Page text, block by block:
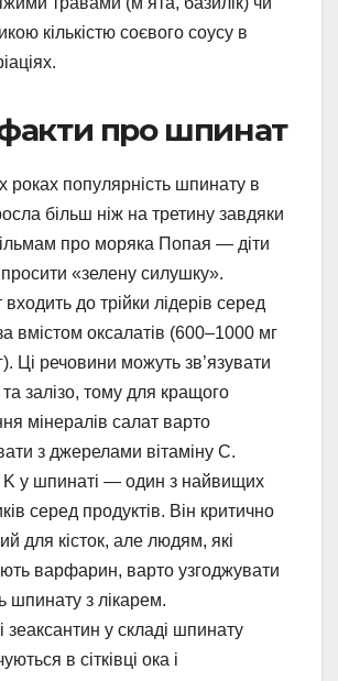
кількістю соєвого соусу в
факти про шпинат
роках популярність шпинату в
більш ніж на третину завдяки
про моряка Попая — діти
«зелену силушку».
до трійки лідерів серед
вмістом оксалатів (600–1000 мг
Ці речовини можуть зв’язувати
та залізо, тому для кращого
мінералів салат варто
з джерелами вітаміну C.
K у шпинаті — один з найвищих
серед продуктів. Він критично
для кісток, але людям, які
варфарин, варто узгоджувати
шпинату з лікарем.
зеаксантин у складі шпинату
в сітківці ока і